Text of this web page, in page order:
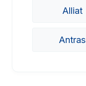
Alliat
Antras